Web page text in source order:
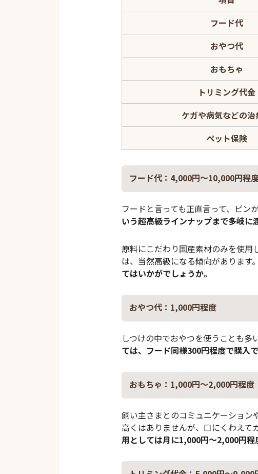
フード代
おやつ代
おもちゃ
トリミング代金
ケガや病気などの治
ペット保険
フード代：4,000円～10,000円程
フードと言っても正直言って、ピン
いう超高級ラインナップまで多岐に
原料にこだわり国産素材のみを使
は、当然高級になる傾向があります
てはいかがでしょうか。
おやつ代：1,000円程度
しつけの中でおやつを使うことも多
ては、フード同様300円程度で購入
おもちゃ：1,000円～2,000円程度
飼い主さまとのコミュニケーション
高くはありませんが、口にくわえて
用としては月に1,000円～2,000円程